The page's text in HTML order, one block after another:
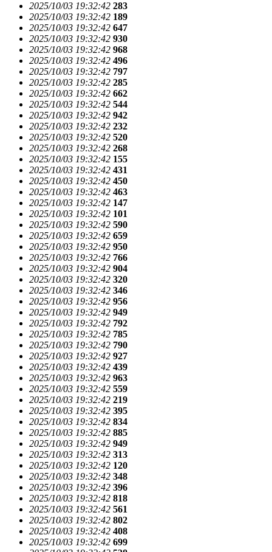
2025/10/03 19:32:42 283
2025/10/03 19:32:42 189
2025/10/03 19:32:42 647
2025/10/03 19:32:42 930
2025/10/03 19:32:42 968
2025/10/03 19:32:42 496
2025/10/03 19:32:42 797
2025/10/03 19:32:42 285
2025/10/03 19:32:42 662
2025/10/03 19:32:42 544
2025/10/03 19:32:42 942
2025/10/03 19:32:42 232
2025/10/03 19:32:42 520
2025/10/03 19:32:42 268
2025/10/03 19:32:42 155
2025/10/03 19:32:42 431
2025/10/03 19:32:42 450
2025/10/03 19:32:42 463
2025/10/03 19:32:42 147
2025/10/03 19:32:42 101
2025/10/03 19:32:42 590
2025/10/03 19:32:42 659
2025/10/03 19:32:42 950
2025/10/03 19:32:42 766
2025/10/03 19:32:42 904
2025/10/03 19:32:42 320
2025/10/03 19:32:42 346
2025/10/03 19:32:42 956
2025/10/03 19:32:42 949
2025/10/03 19:32:42 792
2025/10/03 19:32:42 785
2025/10/03 19:32:42 790
2025/10/03 19:32:42 927
2025/10/03 19:32:42 439
2025/10/03 19:32:42 963
2025/10/03 19:32:42 559
2025/10/03 19:32:42 219
2025/10/03 19:32:42 395
2025/10/03 19:32:42 834
2025/10/03 19:32:42 885
2025/10/03 19:32:42 949
2025/10/03 19:32:42 313
2025/10/03 19:32:42 120
2025/10/03 19:32:42 348
2025/10/03 19:32:42 396
2025/10/03 19:32:42 818
2025/10/03 19:32:42 561
2025/10/03 19:32:42 802
2025/10/03 19:32:42 408
2025/10/03 19:32:42 699